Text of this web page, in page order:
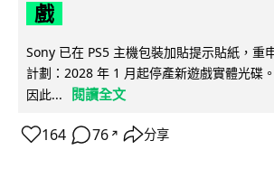
戲
Sony 已在 PS5 主機包裝加貼提示貼紙，重
計劃：2028 年 1 月起停產新遊戲實體光碟
因此...
閱讀全文
164 76 ↗ 分享